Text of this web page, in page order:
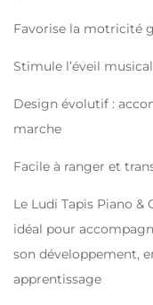
Favorise la motricité
Stimule l’éveil
Design évolutif :
marche
Facile à ranger et
Le Ludi Tapis Piano &
idéal pour
son développement,
apprentissage